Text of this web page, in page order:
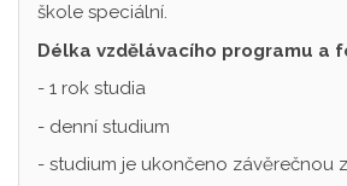
škole speciální.
Délka vzdělávacího programu a
- 1 rok studia
- denní studium
- studium je ukončeno závěrečnou